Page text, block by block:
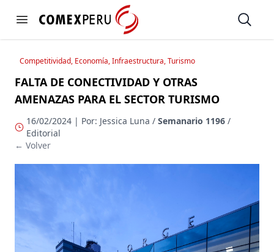
Open menu
https://www.comexperu.org.pe Open
Competitividad, Economía, Infraestructura, Turismo
FALTA DE CONECTIVIDAD Y OTRAS
AMENAZAS PARA EL SECTOR TURISMO
16/02/2024 | Por: Jessica Luna /Semanario 1196 /
Editorial
← Volver